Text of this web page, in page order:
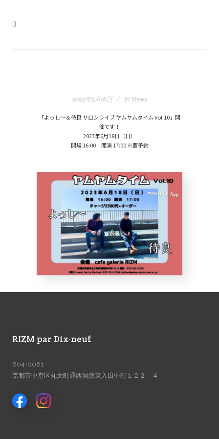
2023年5月18日 In News
「よっし～＆待良 サロンライブ ヤムヤムタイム Vol.10」開
催です！
2023年6月18日（日）
開場 16:00 開演 17:00 ※要予約
RIZM par Dix-neuf
604-0081
京都市中京区丸太町通西洞院東入田中町１２２－４